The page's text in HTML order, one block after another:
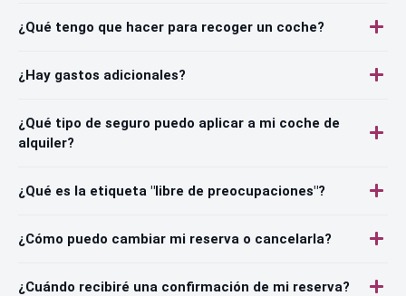
¿Qué tengo que hacer para recoger un coche?
¿Hay gastos adicionales?
¿Qué tipo de seguro puedo aplicar a mi coche de
alquiler?
¿Qué es la etiqueta "libre de preocupaciones"?
¿Cómo puedo cambiar mi reserva o cancelarla?
¿Cuándo recibiré una confirmación de mi reserva?